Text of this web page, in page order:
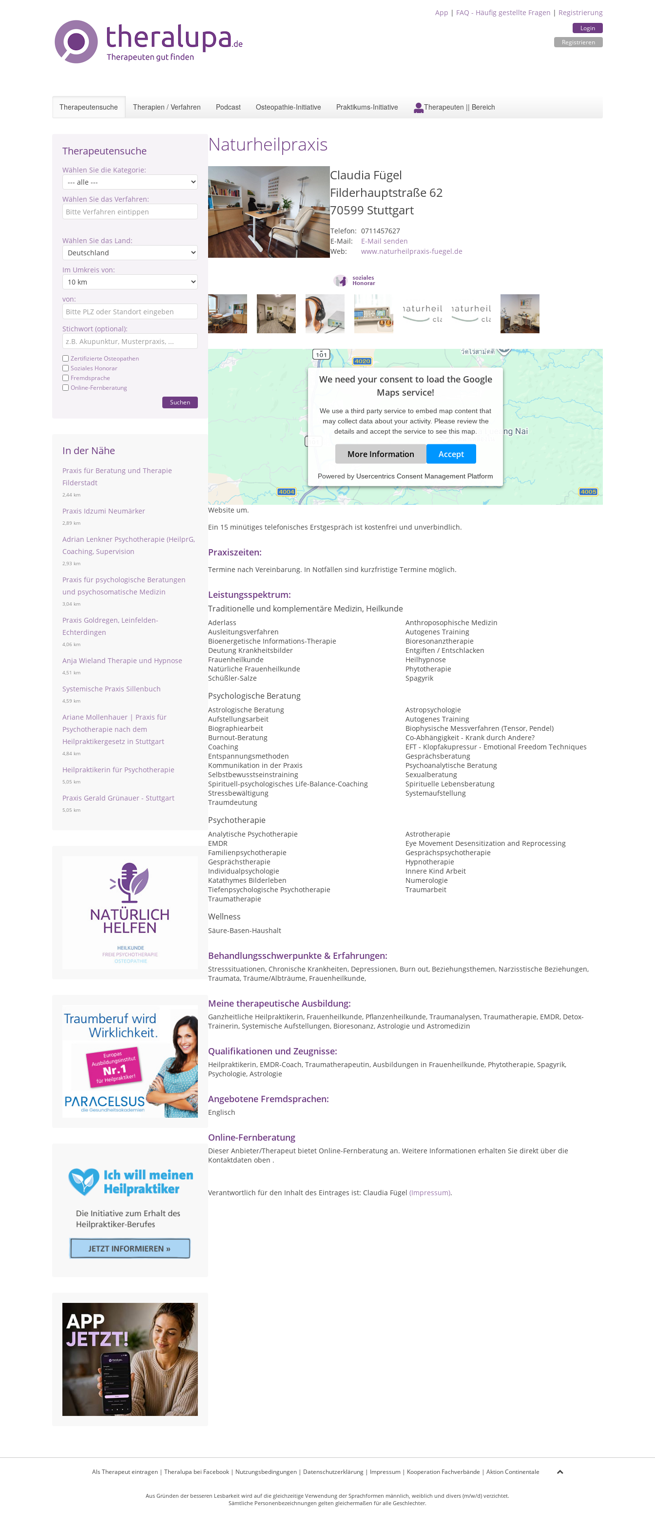
App | FAQ - Häufig gestellte Fragen | Registrierung
Login
Registrieren
Therapeutensuche Therapien / Verfahren Podcast Osteopathie-Initiative Praktikums-Initiative Therapeuten || Bereich
Therapeutensuche
Wählen Sie die Kategorie:
Wählen Sie das Verfahren:
Wählen Sie das Land:
Im Umkreis von:
von:
Stichwort (optional):
Zertifizierte Osteopathen
Soziales Honorar
Fremdsprache
Online-Fernberatung
Suchen
In der Nähe
Praxis für Beratung und Therapie
Filderstadt
2,44 km
Praxis Idzumi Neumärker
2,89 km
Adrian Lenkner Psychotherapie (HeilprG,
Coaching, Supervision
2,93 km
Praxis für psychologische Beratungen
und psychosomatische Medizin
3,04 km
Praxis Goldregen, Leinfelden-
Echterdingen
4,06 km
Anja Wieland Therapie und Hypnose
4,51 km
Systemische Praxis Sillenbuch
4,59 km
Ariane Mollenhauer | Praxis für
Psychotherapie nach dem
Heilpraktikergesetz in Stuttgart
4,84 km
Heilpraktikerin für Psychotherapie
5,05 km
Praxis Gerald Grünauer - Stuttgart
5,05 km
Naturheilpraxis
Claudia Fügel
Filderhauptstraße 62
70599 Stuttgart
Telefon: 0711457627
E-Mail:
E-Mail senden
Web:
www.naturheilpraxis-fuegel.de
We need your consent to load the Google
Maps service!
We use a third party service to embed map content that
may collect data about your activity. Please review the
details and accept the service to see this map.
More Information Accept
Powered by Usercentrics Consent Management Platform
Ganzheitliche Praxis für Körper, Seele und Geist.
Es geht Ihnen nicht gut und Sie suchen Hilfe und Unterstützung? Gern begleite ich Sie! Schauen Sie sich auf meiner
Website um.
Ein 15 minütiges telefonisches Erstgespräch ist kostenfrei und unverbindlich.
Praxiszeiten:
Termine nach Vereinbarung. In Notfällen sind kurzfristige Termine möglich.
Leistungsspektrum:
Traditionelle und komplementäre Medizin, Heilkunde
Aderlass
Anthroposophische Medizin
Ausleitungsverfahren
Autogenes Training
Bioenergetische Informations-Therapie
Bioresonanztherapie
Deutung Krankheitsbilder
Entgiften / Entschlacken
Frauenheilkunde
Heilhypnose
Natürliche Frauenheilkunde
Phytotherapie
Schüßler-Salze
Spagyrik
Psychologische Beratung
Astrologische Beratung
Astropsychologie
Aufstellungsarbeit
Autogenes Training
Biographiearbeit
Biophysische Messverfahren (Tensor, Pendel)
Burnout-Beratung
Co-Abhängigkeit - Krank durch Andere?
Coaching
EFT - Klopfakupressur - Emotional Freedom Techniques
Entspannungsmethoden
Gesprächsberatung
Kommunikation in der Praxis
Psychoanalytische Beratung
Selbstbewusstseinstraining
Sexualberatung
Spirituell-psychologisches Life-Balance-Coaching
Spirituelle Lebensberatung
Stressbewältigung
Systemaufstellung
Traumdeutung
Psychotherapie
Analytische Psychotherapie
Astrotherapie
EMDR
Eye Movement Desensitization and Reprocessing
Familienpsychotherapie
Gesprächspsychotherapie
Gesprächstherapie
Hypnotherapie
Individualpsychologie
Innere Kind Arbeit
Katathymes Bilderleben
Numerologie
Tiefenpsychologische Psychotherapie
Traumarbeit
Traumatherapie
Wellness
Säure-Basen-Haushalt
Behandlungsschwerpunkte & Erfahrungen:
Stresssituationen, Chronische Krankheiten, Depressionen, Burn out, Beziehungsthemen, Narzisstische Beziehungen,
Traumata, Träume/Albträume, Frauenheilkunde,
Meine therapeutische Ausbildung:
Ganzheitliche Heilpraktikerin, Frauenheilkunde, Pflanzenheilkunde, Traumanalysen, Traumatherapie, EMDR, Detox-
Trainerin, Systemische Aufstellungen, Bioresonanz, Astrologie und Astromedizin
Qualifikationen und Zeugnisse:
Heilpraktikerin, EMDR-Coach, Traumatherapeutin, Ausbildungen in Frauenheilkunde, Phytotherapie, Spagyrik,
Psychologie, Astrologie
Angebotene Fremdsprachen:
Englisch
Online-Fernberatung
Dieser Anbieter/Therapeut bietet Online-Fernberatung an. Weitere Informationen erhalten Sie direkt über die
Kontaktdaten oben .
Verantwortlich für den Inhalt des Eintrages ist: Claudia Fügel (Impressum).
Als Therapeut eintragen| Theralupa bei Facebook| Nutzungsbedingungen| Datenschutzerklärung| Impressum| Kooperation Fachverbände | Aktion Continentale
Aus Gründen der besseren Lesbarkeit wird auf die gleichzeitige Verwendung der Sprachformen männlich, weiblich und divers (m/w/d) verzichtet.
Sämtliche Personenbezeichnungen gelten gleichermaßen für alle Geschlechter.